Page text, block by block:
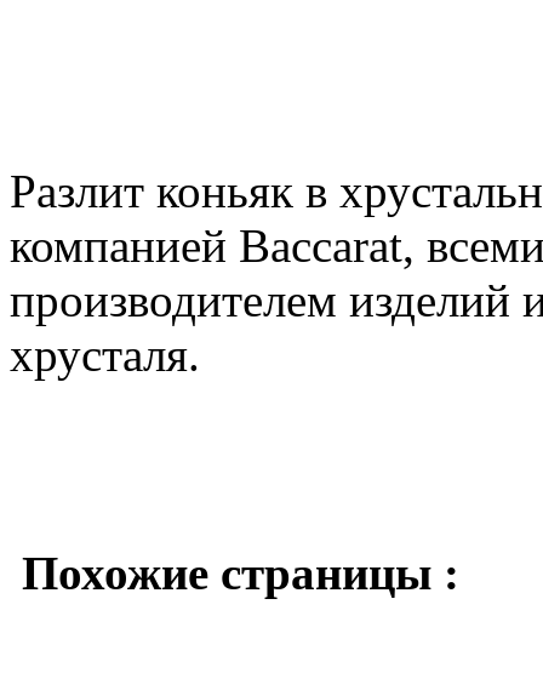
Разлит коньяк в
компанией Baccarat,
производителем изделий
хрусталя.
Похожие страницы :